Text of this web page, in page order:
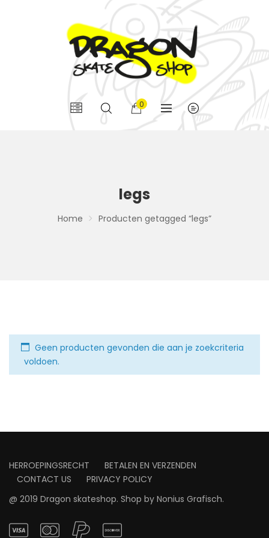
0
legs
Home Producten getagged “legs”
Geen producten gevonden die aan je zoekcriteria
voldoen.
HERROEPINGSRECHT
BETALEN EN VERZENDEN
CONTACT US
PRIVACY POLICY
@ 2019 Dragon skateshop. Shop by Nonius Grafisch.